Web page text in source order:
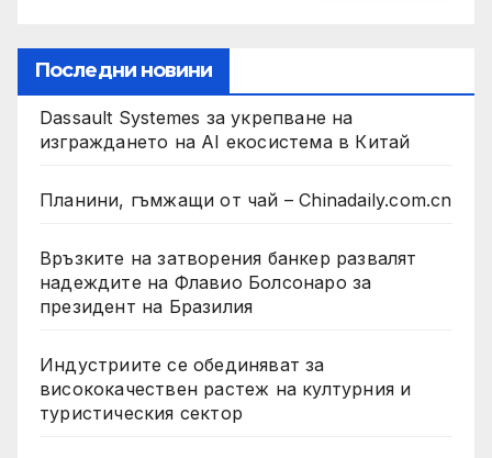
Последни новини
Dassault Systemes за укрепване на
изграждането на AI екосистема в Китай
Планини, гъмжащи от чай – Chinadaily.com.cn
Връзките на затворения банкер развалят
надеждите на Флавио Болсонаро за
президент на Бразилия
Индустриите се обединяват за
висококачествен растеж на културния и
туристическия сектор